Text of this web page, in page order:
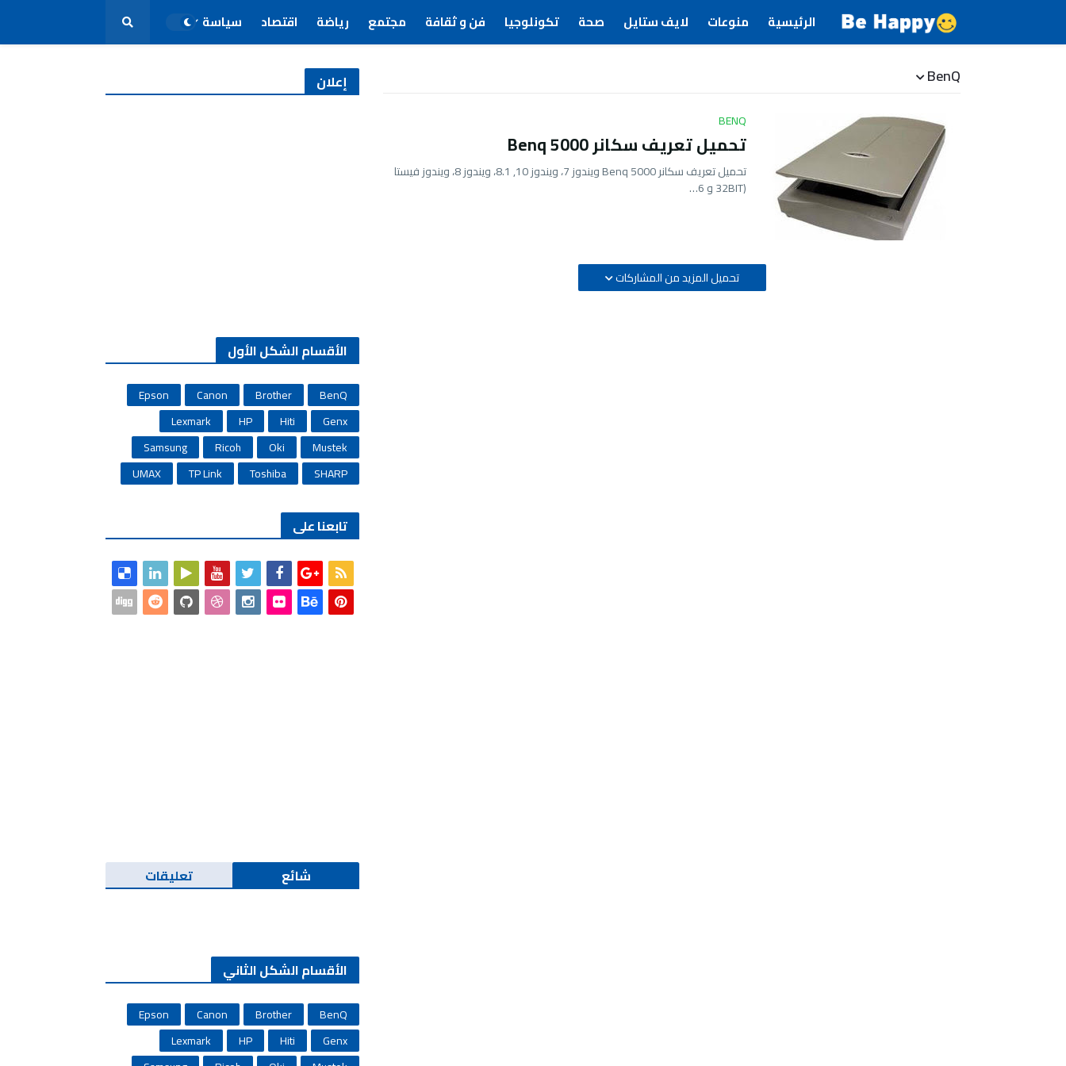
الرئيسية منوعات لايف ستايل صحة تكونلوجيا فن و ثقافة مجتمع رياضة اقتصاد سياسة
BenQ
BENQ
تحميل تعريف سكانر Benq 5000
تحميل تعريف سكانر Benq 5000 ويندوز 7، ويندوز 10, 8.1، ويندوز 8، ويندوز فيستا
(32BIT و 6…
تحميل المزيد من المشاركات
إعلان
الأقسام الشكل الأول
BenQ
Brother
Canon
Epson
Genx
Hiti
HP
Lexmark
Mustek
Oki
Ricoh
Samsung
SHARP
Toshiba
TP Link
UMAX
تابعنا على
شائع تعليقات
الأقسام الشكل الثاني
BenQ
Brother
Canon
Epson
Genx
Hiti
HP
Lexmark